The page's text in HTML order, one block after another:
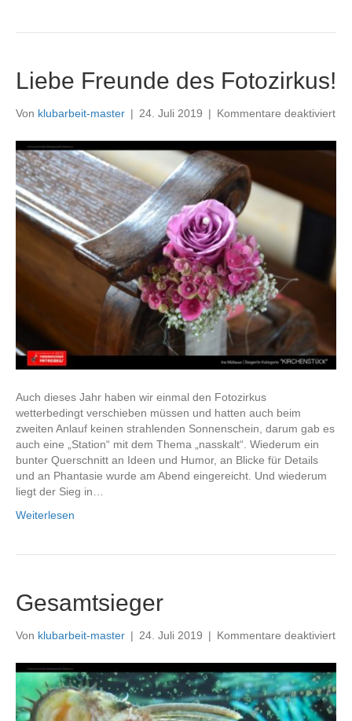
Liebe Freunde des Fotozirkus!
Von klubarbeit-master | 24. Juli 2019 | Kommentare deaktiviertfür
Auch dieses Jahr haben wir einmal den Fotozirkus
wetterbedingt verschieben müssen und hatten auch beim
zweiten Anlauf keinen strahlenden Sonnenschein, darum gab es
auch eine „Station“ mit dem Thema „nasskalt“. Wiederum ein
bunter Querschnitt an Ideen und Humor, an Blicke für Details
und an Phantasie wurde am Abend eingereicht. Und wiederum
liegt der Sieg in…
Weiterlesen
Gesamtsieger
Von klubarbeit-master | 24. Juli 2019 | Kommentare deaktiviertfür